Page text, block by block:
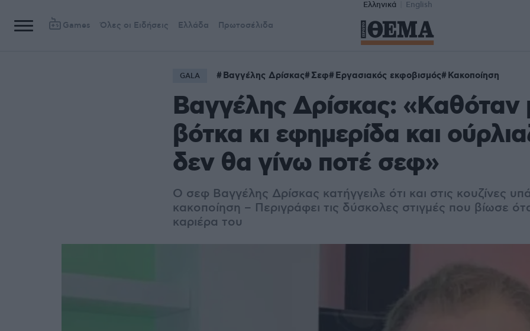
Ελληνικά English
Games Όλες οι Ειδήσεις Ελλάδα Πρωτοσέλιδα
GALA Βαγγέλης Δρίσκας Σεφ Εργασιακός εκφοβισμός Κακοποίηση
Βαγγέλης Δρίσκας: «Καθόταν
βότκα κι εφημερίδα και
δεν θα γίνω ποτέ σεφ»
Ο σεφ Βαγγέλης Δρίσκας κατήγγειλε ότι και στις κουζίνες
κακοποίηση – Περιγράφει τις δύσκολες στιγμές που βίωσε
καριέρα του